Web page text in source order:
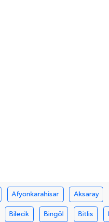
Afyonkarahisar Aksaray
Bilecik Bingöl Bitlis